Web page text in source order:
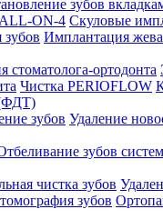
зубов
ON-4 Скуловые
Имплантация
стоматолога-ортодонта
Чистка PERIOFLOW
(ФДТ)
зубов Удаление
зубов
чистка зубов
зубов